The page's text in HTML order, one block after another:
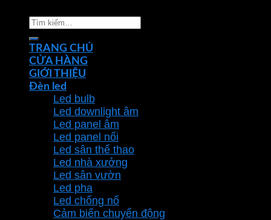
Tìm
TRANG CHỦ
CỬA HÀNG
GIỚI THIỆU
Đèn led
Led bulb
Led downlight âm
Led panel âm
Led panel nổi
Led sân thể thao
Led nhà xưởng
Led sân vườn
Led pha
Led chống nổ
Cảm biến chuyển động